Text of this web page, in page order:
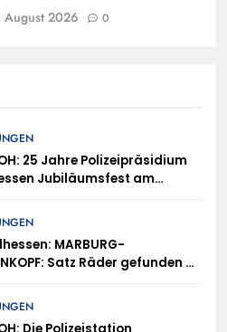
August 2026 0
25 Jahre Polizeipräsidium
Jubiläumsfest am
und Bürger erhalten
Einblicke in die
MARBURG-
Satz Räder gefunden –
Die Polizeistation